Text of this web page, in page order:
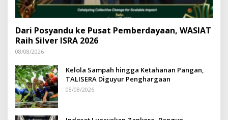
Dari Posyandu ke Pusat Pemberdayaan, WASIAT
Raih Silver ISRA 2026
08/08/2026
Kelola Sampah hingga Ketahanan Pangan,
TALISERA Diguyur Penghargaan
08/08/2026